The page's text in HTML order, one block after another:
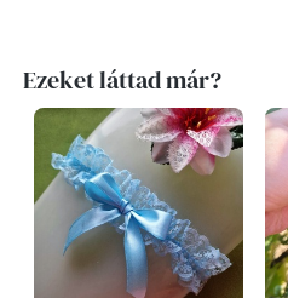
Ezeket láttad már?